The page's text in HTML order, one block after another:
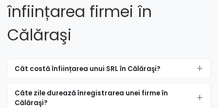
înființarea firmei în
Călăraşi
Cât costă înființarea unui SRL în Călăraşi?
Câte zile durează înregistrarea unei firme în
Călăraşi?